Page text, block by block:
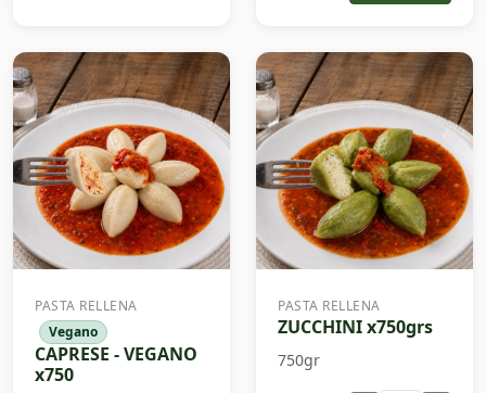
PASTA RELLENA
Vegano
CAPRESE - VEGANO
x750
PASTA RELLENA
ZUCCHINI x750grs
750gr